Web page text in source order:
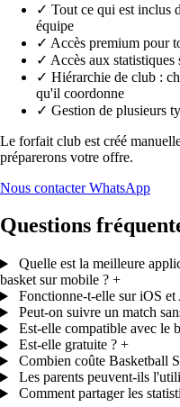
✓ Tout ce qui est inclus
équipe
✓ Accès premium pour
✓ Accès aux statistiques
✓ Hiérarchie de club :
qu'il coordonne
✓ Gestion de plusieurs
Le forfait club est créé
préparerons votre offre.
Nous contacterWhatsApp
Questions
Quelle est la meilleure
basket sur mobile ? +
Fonctionne-t-elle sur iOS
Peut-on suivre un match
Est-elle compatible avec le
Est-elle gratuite ? +
Combien coûte Basketball
Les parents peuvent-ils
Comment partager les